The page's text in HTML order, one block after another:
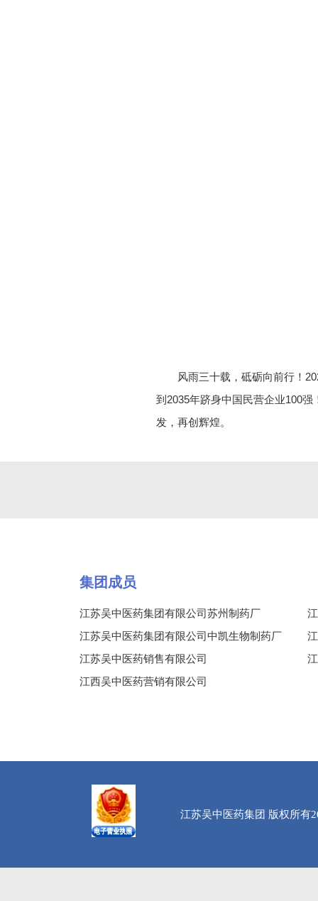
风雨三十载，砥砺向前行！
到2035年跻身中国民营企业100
发，再创辉煌。
集团成员
江苏吴中医药集团有限公司苏州制药厂
江苏吴中医药集团有限公司中凯生物制药厂
江苏吴中医药销售有限公司
江西吴中医药营销有限公司
江苏吴中医药集团 版权所有